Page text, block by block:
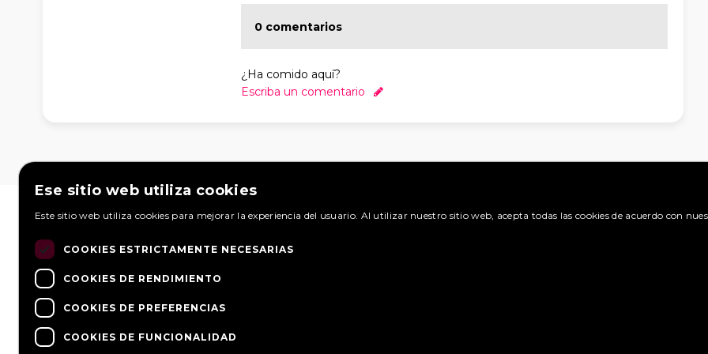
0 comentarios
¿Ha comido aquí?
Escriba un comentario
¿Qué es un
foodtruck?
Festivales
Fiesta de
Boda
Inicio de sesión
Información
solicitud para poder
Ese sitio web utiliza cookies
Este sitio web utiliza cookies para mejorar la experiencia del usuario. Al utilizar nuestro sitio web, acepta todas las cookies de acuerdo con
COOKIES ESTRICTAMENTE NECESARIAS
COOKIES DE RENDIMIENTO
COOKIES DE PREFERENCIAS
COOKIES DE FUNCIONALIDAD